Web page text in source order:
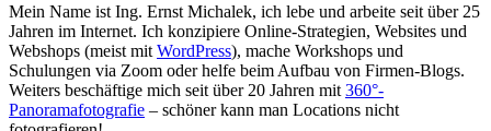
Mein Name ist Ing. Ernst Michalek, ich lebe und arbeite seit über 25
Jahren im Internet. Ich konzipiere Online-Strategien, Websites und
Webshops (meist mit WordPress), mache Workshops und
Schulungen via Zoom oder helfe beim Aufbau von Firmen-Blogs.
Weiters beschäftige mich seit über 20 Jahren mit 360°-
Panoramafotografie – schöner kann man Locations nicht